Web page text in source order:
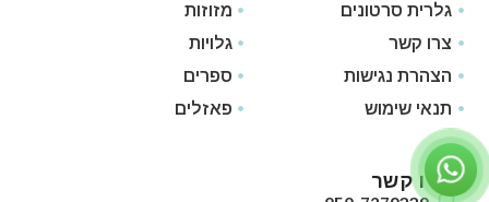
גלרית סרטונים
צרו קשר
הצהרת נגישות
תנאי שימוש
מזוזות
גלויות
ספרים
פאזלים
צרו קשר